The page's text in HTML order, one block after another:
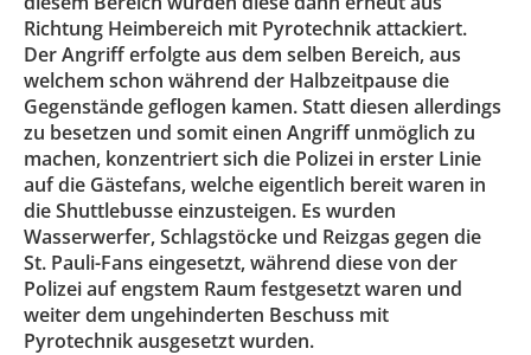
Richtung Heimbereich mit Pyrotechnik attackiert.
Der Angriff erfolgte aus dem selben Bereich, aus
welchem schon während der Halbzeitpause die
Gegenstände geflogen kamen. Statt diesen allerdings
zu besetzen und somit einen Angriff unmöglich zu
machen, konzentriert sich die Polizei in erster Linie
auf die Gästefans, welche eigentlich bereit waren in
die Shuttlebusse einzusteigen. Es wurden
Wasserwerfer, Schlagstöcke und Reizgas gegen die
St. Pauli-Fans eingesetzt, während diese von der
Polizei auf engstem Raum festgesetzt waren und
weiter dem ungehinderten Beschuss mit
Pyrotechnik ausgesetzt wurden.